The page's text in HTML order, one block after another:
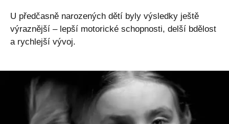
U předčasně narozených dětí byly výsledky ještě
výraznější – lepší motorické schopnosti, delší bdělost
a rychlejší vývoj.